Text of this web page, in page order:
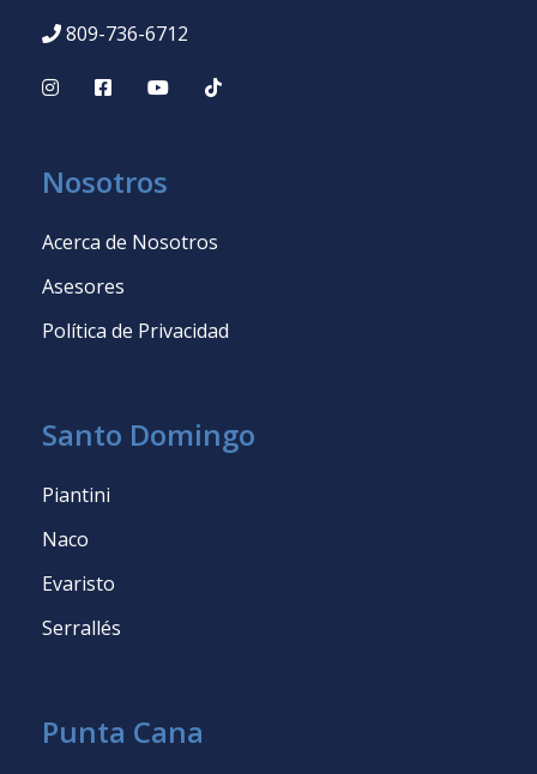
809-736-6712
Nosotros
Acerca de Nosotros
Asesores
Política de Privacidad
Santo Domingo
Piantini
Naco
Evaristo
Serrallés
Punta Cana